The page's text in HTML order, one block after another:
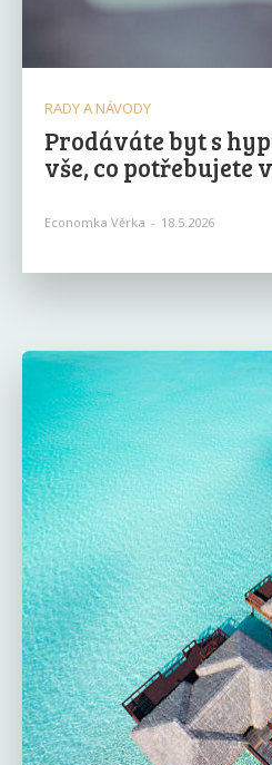
RADY A NÁVODY
Prodáváte byt s
vše, co potřebujete
Economka Věrka - 18.5.2026